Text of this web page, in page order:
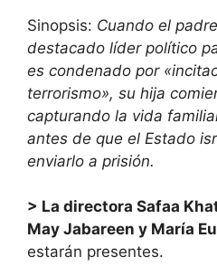
Sinopsis: Cuando el
destacado líder político
es condenado por
terrorismo», su hija
capturando la vida
antes de que el Estado
enviarlo a prisión.
> La directora Safaa
May Jabareen y María
estarán presentes.